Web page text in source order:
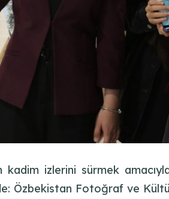
izlerini sürmek
Özbekistan Fotoğraf ve